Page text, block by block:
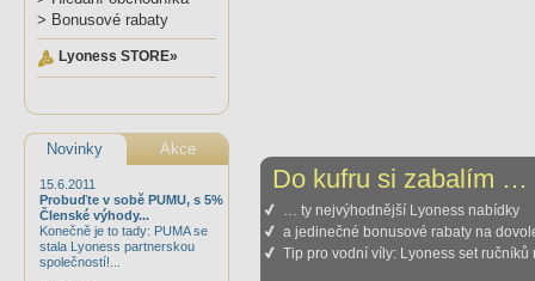
> Bonusové rabaty
Lyoness STORE»
Novinky Akce
15.6.2011
Probuďte v sobě PUMU, s 5%
Členské výhody...
Konečně je to tady: PUMA se
stala Lyoness partnerskou
společností!...
Do kufru si zabalím …
… ty nejvýhodnější Lyoness nabídky
a jedinečné bonusové rabaty na
Tip pro vodní víly: Lyoness set